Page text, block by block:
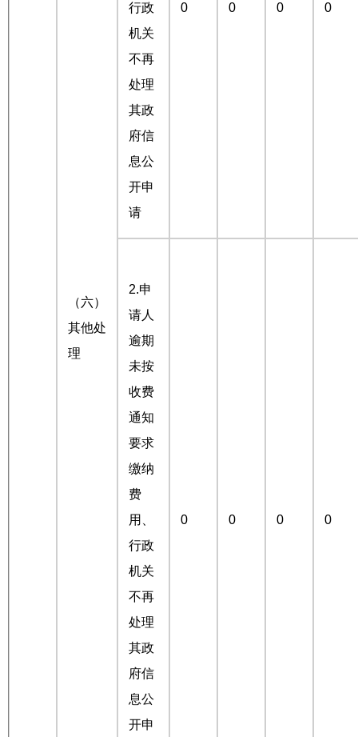
（六）
其他处
理
行政
机关
不再
处理
其政
府信
息公
开申
请
0 0 0 0
2.申
请人
逾期
未按
收费
通知
要求
缴纳
费
用、
行政
机关
不再
处理
其政
府信
息公
开申
0 0 0 0